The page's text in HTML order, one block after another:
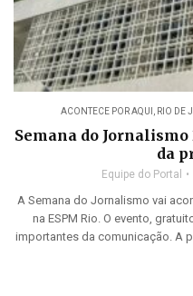
ACONTECE POR AQUI RIO DE
Semana do
da
Equipe do Portal
A Semana do Jornalismo vai
na ESPM Rio. O evento,
importantes da comunicação. A